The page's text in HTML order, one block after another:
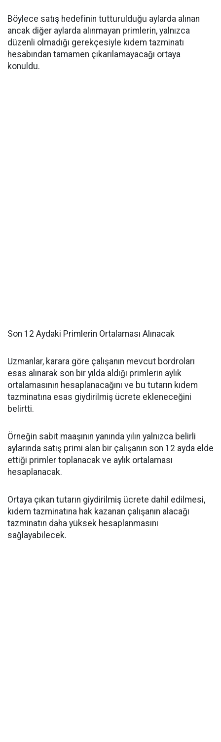
Böylece satış hedefinin tutturulduğu aylarda alınan
ancak diğer aylarda alınmayan primlerin, yalnızca
düzenli olmadığı gerekçesiyle kıdem tazminatı
hesabından tamamen çıkarılamayacağı ortaya
konuldu.
Son 12 Aydaki Primlerin Ortalaması Alınacak
Uzmanlar, karara göre çalışanın mevcut bordroları
esas alınarak son bir yılda aldığı primlerin aylık
ortalamasının hesaplanacağını ve bu tutarın kıdem
tazminatına esas giydirilmiş ücrete ekleneceğini
belirtti.
Örneğin sabit maaşının yanında yılın yalnızca belirli
aylarında satış primi alan bir çalışanın son 12 ayda elde
ettiği primler toplanacak ve aylık ortalaması
hesaplanacak.
Ortaya çıkan tutarın giydirilmiş ücrete dahil edilmesi,
kıdem tazminatına hak kazanan çalışanın alacağı
tazminatın daha yüksek hesaplanmasını
sağlayabilecek.